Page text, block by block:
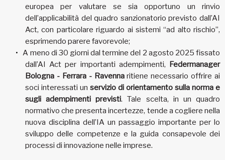
europea per valutare se sia opportuno un rinvio
dell’applicabilità del quadro sanzionatorio previsto dall’AI
Act, con particolare riguardo ai sistemi “ad alto rischio”,
esprimendo parere favorevole;
A meno di 30 giorni dal termine del 2 agosto 2025 fissato
dall’AI Act per importanti adempimenti, Federmanager
Bologna - Ferrara - Ravennaritiene necessario offrire ai
soci interessati un servizio di orientamento sulla norma e
sugli adempimenti previsti. Tale scelta, in un quadro
normativo che presenta incertezze, tende a cogliere nella
nuova disciplina dell’IA un passaggio importante per lo
sviluppo delle competenze e la guida consapevole dei
processi di innovazione nelle imprese.